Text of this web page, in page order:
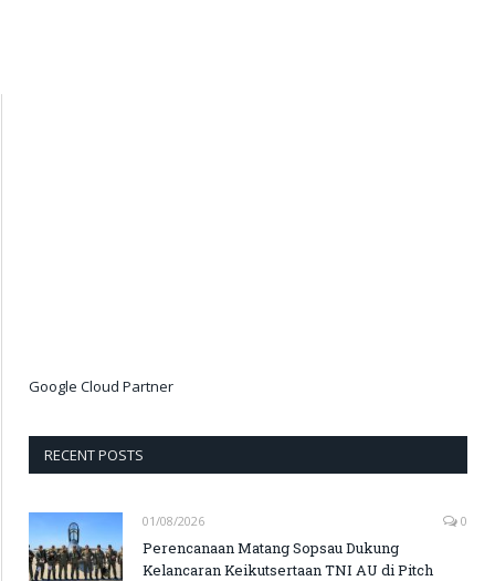
Google Cloud Partner
RECENT POSTS
01/08/2026 0
Perencanaan Matang Sopsau Dukung
Kelancaran Keikutsertaan TNI AU di Pitch